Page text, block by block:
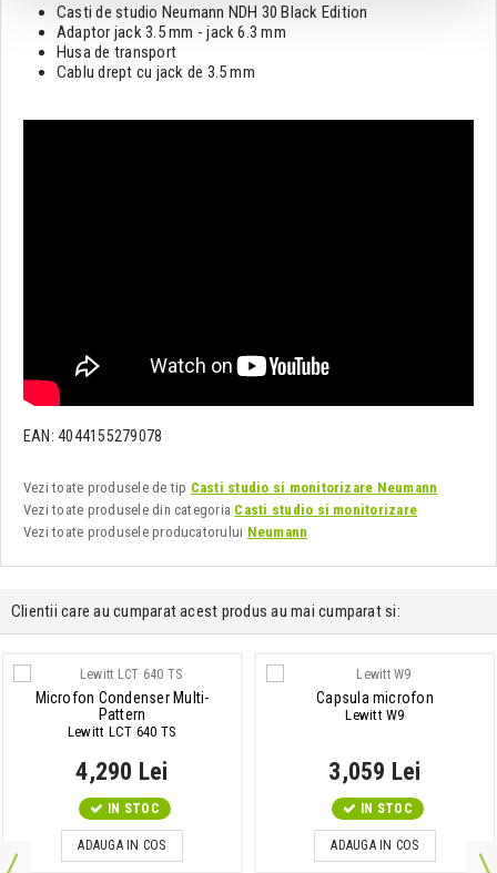
Casti de studio Neumann NDH 30 Black Edition
Adaptor jack 3.5 mm - jack 6.3 mm
Husa de transport
Cablu drept cu jack de 3.5 mm
EAN: 4044155279078
Vezi toate produsele de tip Casti studio si monitorizare Neumann
Vezi toate produsele din categoria Casti studio si monitorizare
Vezi toate produsele producatorului Neumann
Clientii care au cumparat acest produs au mai cumparat si:
Microfon Condenser Multi-
Pattern
Lewitt LCT 640 TS
4,290 Lei
IN STOC
ADAUGA IN COS
Capsula microfon
Lewitt W9
3,059 Lei
IN STOC
ADAUGA IN COS